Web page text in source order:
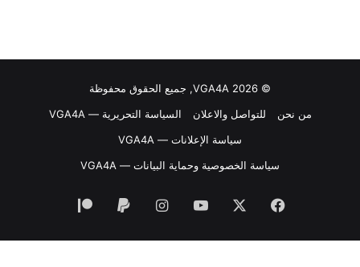
© VGA4A 2026, جميع الحقوق محفوظة
من نحن
للتواصل والاعلان
السياسة التحريرية — VGA4A
سياسة الإعلانات — VGA4A
سياسة الخصوصية وحماية البيانات — VGA4A
فيسبوك ‫YouTubeانستقرام
‏Paypal
‫Patreon